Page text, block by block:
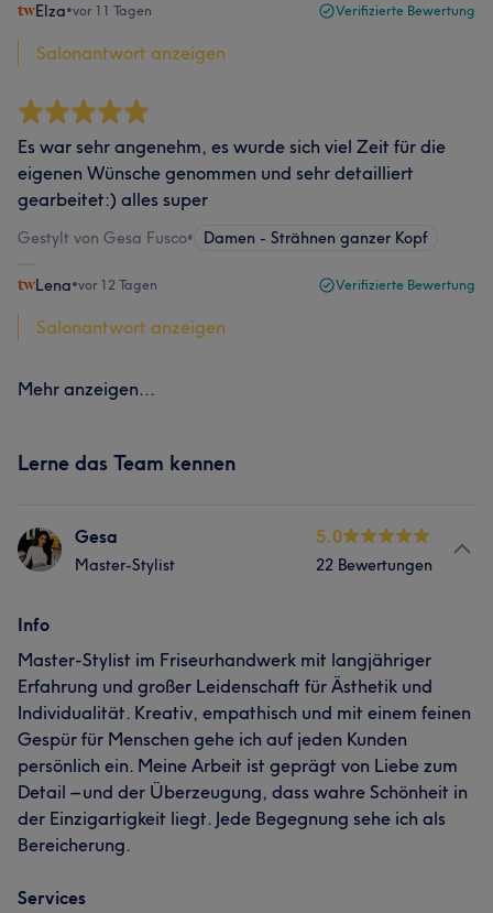
Elza•vor 11 Tagen Verifizierte Bewertung
Salonantwort anzeigen
Es war sehr angenehm, es wurde sich viel Zeit für die
eigenen Wünsche genommen und sehr detailliert
gearbeitet:) alles super
Gestylt von Gesa Fusco• Damen - Strähnen ganzer Kopf
Lena•vor 12 Tagen Verifizierte Bewertung
Salonantwort anzeigen
Mehr anzeigen...
Lerne das Team kennen
Gesa
Master-Stylist
5.0
22 Bewertungen
Info
Master-Stylist im Friseurhandwerk mit langjähriger
Erfahrung und großer Leidenschaft für Ästhetik und
Individualität. Kreativ, empathisch und mit einem feinen
Gespür für Menschen gehe ich auf jeden Kunden
persönlich ein. Meine Arbeit ist geprägt von Liebe zum
Detail – und der Überzeugung, dass wahre Schönheit in
der Einzigartigkeit liegt. Jede Begegnung sehe ich als
Bereicherung.
Services